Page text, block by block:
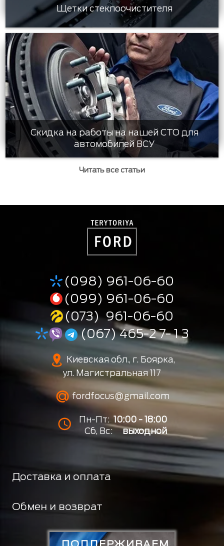
Щетки стеклоочистителя
Скидка на работы на нашей СТО для
автомобилей ВСУ
Читать все статьи
(098) 961-06-60
(099) 961-06-60
(073) 961-06-60
(067) 465-2 7- 1 3
Киевская обл., г. Боярка,
ул. Магистральная 117
fordfocus@gmail.com
Пн-Пт: 10:00 - 18:00
Сб, Вс:
выходной
Доставка и оплата
Обмен и возврат